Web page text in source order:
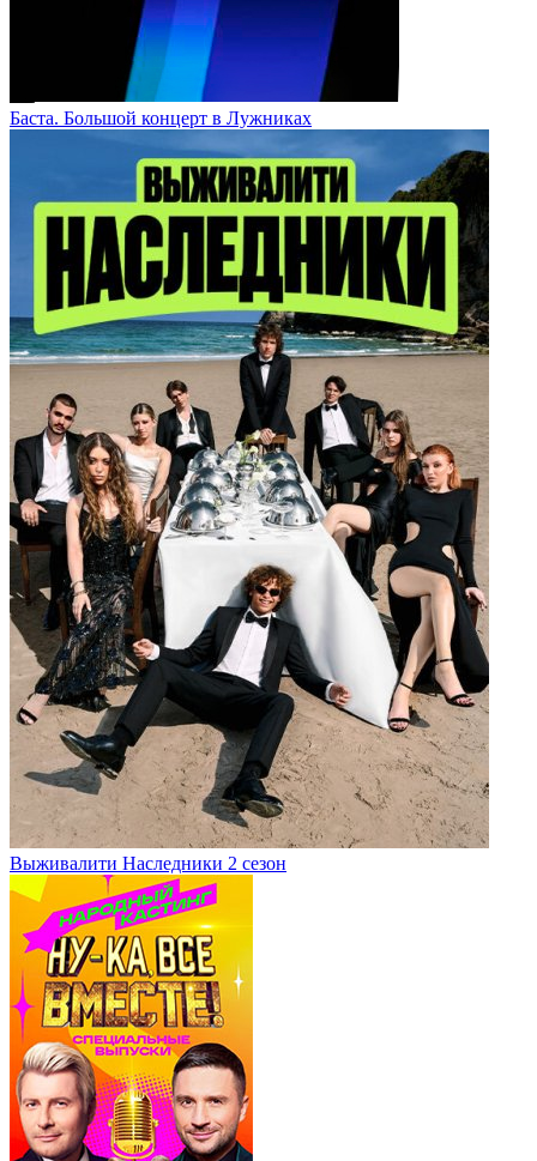
Баста. Большой концерт в Лужниках
Выживалити Наследники 2 сезон